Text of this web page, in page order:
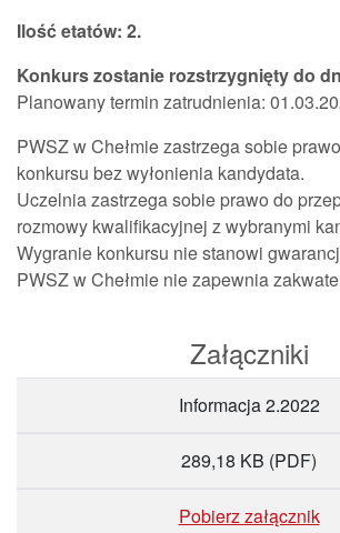
Ilość etatów: 2.
Konkurs zostanie rozstrzygnięty do
Planowany termin zatrudnienia:
PWSZ w Chełmie zastrzega sobie
konkursu bez wyłonienia kandydata.
Uczelnia zastrzega sobie prawo do
rozmowy kwalifikacyjnej z wybranymi
Wygranie konkursu nie stanowi
PWSZ w Chełmie nie zapewnia
Załączniki
Informacja 2.2022
289,18 KB (PDF)
Pobierz załącznik